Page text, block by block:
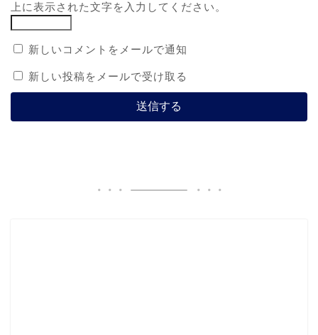
上に表示された文字を入力してください。
新しいコメントをメールで通知
新しい投稿をメールで受け取る